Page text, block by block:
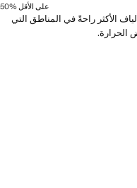
على الأقل 50‎%‎
الأكثر راحةً في المناطق التي
الحرارة.